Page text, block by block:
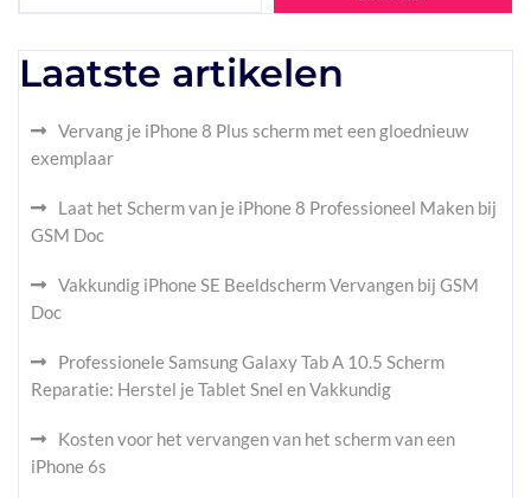
Laatste artikelen
Vervang je iPhone 8 Plus scherm met een gloednieuw
exemplaar
Laat het Scherm van je iPhone 8 Professioneel Maken bij
GSM Doc
Vakkundig iPhone SE Beeldscherm Vervangen bij GSM
Doc
Professionele Samsung Galaxy Tab A 10.5 Scherm
Reparatie: Herstel je Tablet Snel en Vakkundig
Kosten voor het vervangen van het scherm van een
iPhone 6s